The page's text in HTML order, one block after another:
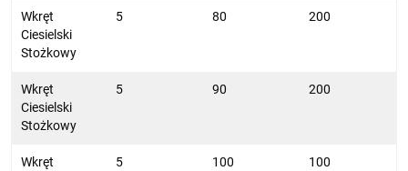
Wkręt
Ciesielski
Stożkowy
5 80 200
Wkręt
Ciesielski
Stożkowy
5 90 200
Wkręt
5 100 100